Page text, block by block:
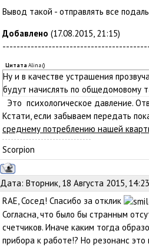
Вывод такой - отправлять все
Добавлено (17.08.2015, 21:15)
Цитата Alina()
Ну и в качестве устрашения
будут начислять по общедомовому
Это психологическое давление.
Кстати, если забываем передать
среднему потреблению нашей
Scorpion
Дата: Вторник, 18 Августа 2015,
RAE, Сосед! Спасибо за отклик
Согласна, что было бы странным
счетчиков. Иначе каким тогда
прибора к работе!? Но резонанс это